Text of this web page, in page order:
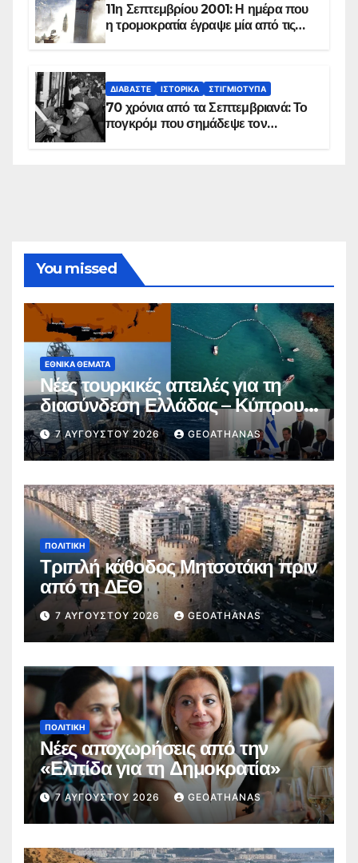
11η Σεπτεμβρίου 2001: Η ημέρα που
η τρομοκρατία έγραψε μία από τις
ΔΙΑΒΆΣΤΕ ΙΣΤΟΡΙΚΆ ΣΤΙΓΜΙΌΤΥΠΑ
70 χρόνια από τα Σεπτεμβριανά: Το
πογκρόμ που σημάδεψε τον
You missed
ΕΘΝΙΚΆ ΘΈΜΑΤΑ
Νέες τουρκικές απειλές για τη
διασύνδεση Ελλάδας – Κύπρου –
Ισραήλ
7 ΑΥΓΟΎΣΤΟΥ 2026 GEOATHANAS
ΠΟΛΙΤΙΚΉ
Τριπλή κάθοδος Μητσοτάκη πριν
από τη ΔΕΘ
7 ΑΥΓΟΎΣΤΟΥ 2026 GEOATHANAS
ΠΟΛΙΤΙΚΉ
Νέες αποχωρήσεις από την
«Ελπίδα για τη Δημοκρατία»
7 ΑΥΓΟΎΣΤΟΥ 2026 GEOATHANAS